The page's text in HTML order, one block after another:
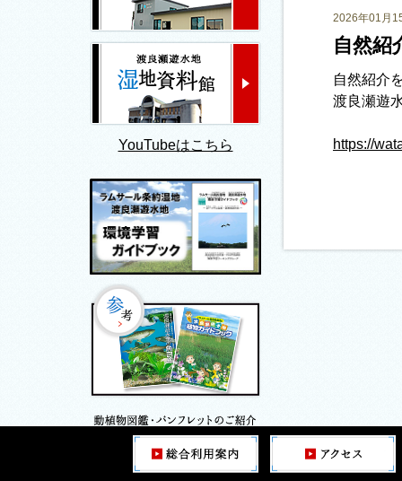
YouTubeはこちら
2026年01月
自然紹
自然紹介
渡良瀬遊
https://